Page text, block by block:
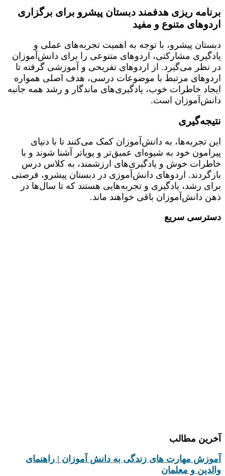
برنامه ریزی هدفمند دبستان پیشرو برای برگزاری
اردو‌های متنوع و مفید
دبستان پیشرو، با توجه به اهمیت تجربه‌های عملی و
یادگیری مشارکتی، اردوهای متنوعی را برای دانش‌آموزان
در نظر می‌گیرد. از اردوهای تفریحی و آموزشی گرفته تا
اردوهای مرتبط با موضوعات درسی، هدف اصلی همواره
ایجاد خاطرات خوب، یادگیری‌های ماندگار و رشد همه جانبه
دانش‌آموزان است.
نتیجه‌گیری
این تجربه‌ها، به دانش‌آموزان کمک می‌کنند تا با دنیای
پیرامون خود به شیوه‌ای عمیق‌تر و پویاتر آشنا شوند و با
خاطرات خوش و یادگیری‌های ارزشمند، به کلاس درس
بازگردند. اردوهای دانش‌آموزی در دبستان پیشرو، فرصتی
برای رشد، یادگیری و تجربه‌هایی هستند که تا سال‌ها در
ذهن دانش‌آموزان باقی خواهند ماند.
دسترسی سریع
آخرین مطالب
آموزش مهارت های زندگی به دانش‌ آموزان | راهنمای
والدین و معلمان